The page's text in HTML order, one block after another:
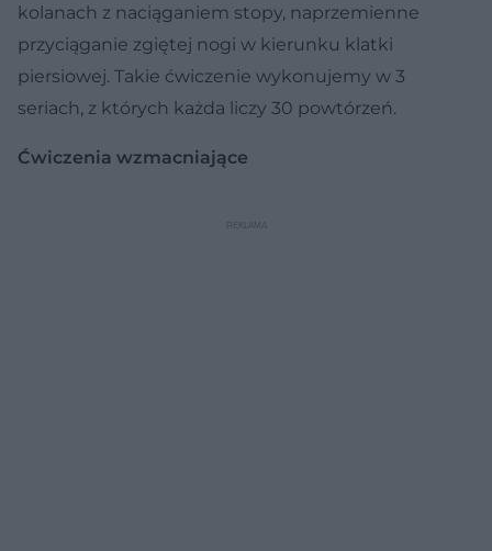
kolanach z naciąganiem stopy, naprzemienne
przyciąganie zgiętej nogi w kierunku klatki
piersiowej. Takie ćwiczenie wykonujemy w 3
seriach, z których każda liczy 30 powtórzeń.
Ćwiczenia wzmacniające